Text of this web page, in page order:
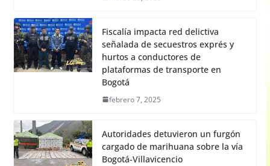
Fiscalía impacta red delictiva
señalada de secuestros exprés y
hurtos a conductores de
plataformas de transporte en
Bogotá
febrero 7, 2025
Autoridades detuvieron un furgón
cargado de marihuana sobre la vía
Bogotá-Villavicencio